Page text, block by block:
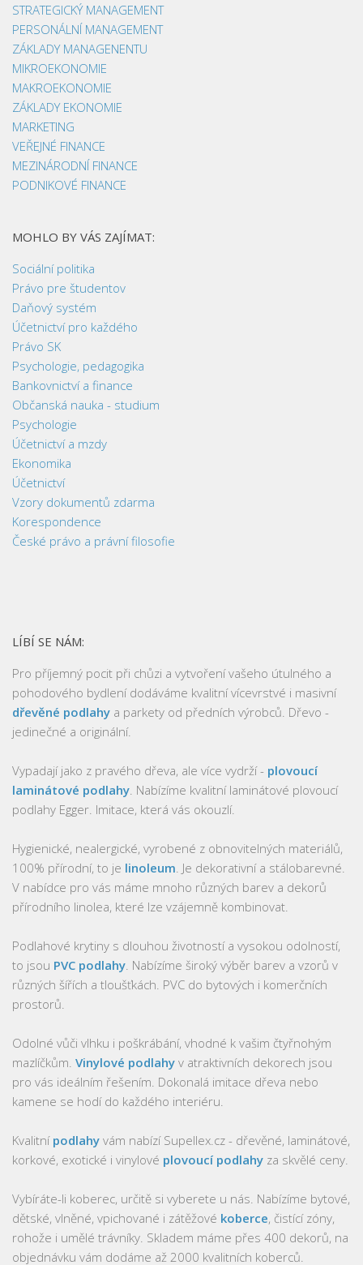
STRATEGICKÝ MANAGEMENT
PERSONÁLNÍ MANAGEMENT
ZÁKLADY MANAGENENTU
MIKROEKONOMIE
MAKROEKONOMIE
ZÁKLADY EKONOMIE
MARKETING
VEŘEJNÉ FINANCE
MEZINÁRODNÍ FINANCE
PODNIKOVÉ FINANCE
MOHLO BY VÁS ZAJÍMAT:
Sociální politika
Právo pre študentov
Daňový systém
Účetnictví pro každého
Právo SK
Psychologie, pedagogika
Bankovnictví a finance
Občanská nauka - studium
Psychologie
Účetnictví a mzdy
Ekonomika
Účetnictví
Vzory dokumentů zdarma
Korespondence
České právo a právní filosofie
LÍBÍ SE NÁM:
Pro příjemný pocit při chůzi a vytvoření vašeho útulného a
pohodového bydlení dodáváme kvalitní vícevrstvé i masivní
dřevěné podlahy a parkety od předních výrobců. Dřevo -
jedinečné a originální.
Vypadají jako z pravého dřeva, ale více vydrží - plovoucí
laminátové podlahy . Nabízíme kvalitní laminátové plovoucí
podlahy Egger. Imitace, která vás okouzlí.
Hygienické, nealergické, vyrobené z obnovitelných materiálů,
100% přírodní, to je linoleum . Je dekorativní a stálobarevné.
V nabídce pro vás máme mnoho různých barev a dekorů
přírodního linolea, které lze vzájemně kombinovat.
Podlahové krytiny s dlouhou životností a vysokou odolností,
to jsou PVC podlahy . Nabízíme široký výběr barev a vzorů v
různých šířích a tloušťkách. PVC do bytových i komerčních
prostorů.
Odolné vůči vlhku i poškrábání, vhodné k vašim čtyřnohým
mazlíčkům. Vinylové podlahy v atraktivních dekorech jsou
pro vás ideálním řešením. Dokonalá imitace dřeva nebo
kamene se hodí do každého interiéru.
Kvalitní podlahy vám nabízí Supellex.cz - dřevěné, laminátové,
korkové, exotické i vinylové plovoucí podlahy za skvělé ceny.
Vybíráte-li koberec, určitě si vyberete u nás. Nabízíme bytové,
dětské, vlněné, vpichované i zátěžové koberce, čistící zóny,
rohože i umělé trávníky. Skladem máme přes 400 dekorů, na
objednávku vám dodáme až 2000 kvalitních koberců.